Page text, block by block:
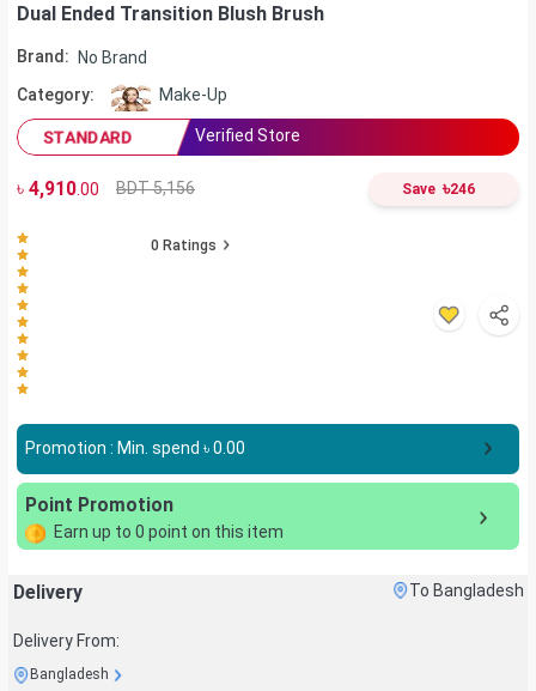
Dual Ended Transition Blush Brush
Brand: No Brand
Category:
Make-Up
STANDARD Verified Store
৳ 4,910.00 BDT 5,156 Save ৳246
0 Ratings
Promotion : Min. spend ৳0.00
Point Promotion
Earn up to 0 point on this item
Delivery To Bangladesh
Delivery From:
Bangladesh